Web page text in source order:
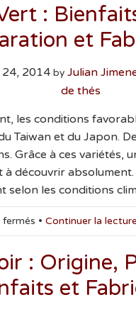
blanc
Propriétés,
Fabrication
:
et
2014 by Julian
de thés
les conditions
Taiwan et du Japon.
Grâce à ces variétés,
à découvrir
selon les conditions
sur
Le
Vert
Bienfaits,
• Continuer la
: Origine,
et